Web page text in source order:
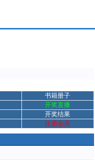
书籍册子
开奖直播
开奖结果
注册会员